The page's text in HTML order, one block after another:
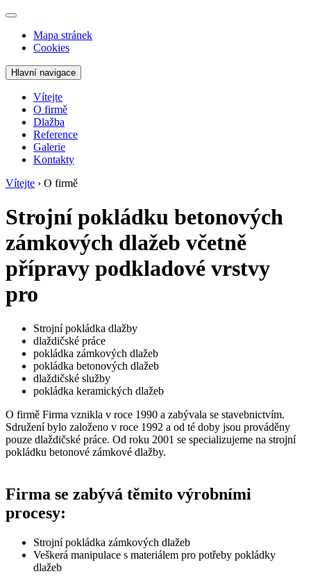
Mapa stránek
Cookies
Hlavní navigace
Vítejte
O firmě
Dlažba
Reference
Galerie
Kontakty
Vítejte › O firmě
Strojní pokládku betonových
zámkových dlažeb včetně
přípravy podkladové vrstvy
pro
Strojní pokládka dlažby
dlaždičské práce
pokládka zámkových dlažeb
pokládka betonových dlažeb
dlaždičské služby
pokládka keramických dlažeb
O firmě Firma vznikla v roce 1990 a zabývala se stavebnictvím.
Sdružení bylo založeno v roce 1992 a od té doby jsou prováděny
pouze dlaždičské práce. Od roku 2001 se specializujeme na strojní
pokládku betonové zámkové dlažby.
Firma se zabývá těmito výrobními
procesy:
Strojní pokládka zámkových dlažeb
Veškerá manipulace s materiálem pro potřeby pokládky
dlažeb